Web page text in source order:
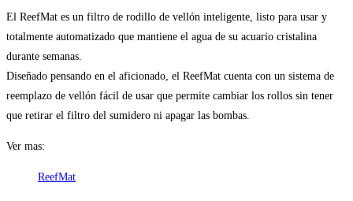
El ReefMat es un filtro de rodillo de vellón inteligente, listo para usar y
totalmente automatizado que mantiene el agua de su acuario cristalina
durante semanas.
Diseñado pensando en el aficionado, el ReefMat cuenta con un sistema de
reemplazo de vellón fácil de usar que permite cambiar los rollos sin tener
que retirar el filtro del sumidero ni apagar las bombas.
Ver mas:
ReefMat